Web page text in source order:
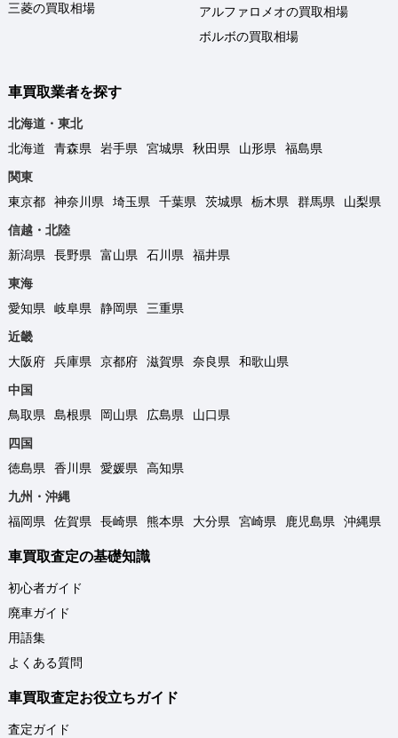
三菱の買取相場
アルファロメオの買取相場
ボルボの買取相場
車買取業者を探す
北海道・東北
北海道
青森県 岩手県 宮城県 秋田県 山形県
福島県
関東
東京都
神奈川県 埼玉県 千葉県 茨城県 栃木県 群馬県
山梨県
信越・北陸
新潟県
長野県 富山県 石川県
福井県
東海
愛知県
岐阜県 静岡県
三重県
近畿
大阪府
兵庫県 京都府 滋賀県 奈良県
和歌山県
中国
鳥取県
島根県 岡山県 広島県
山口県
四国
徳島県
香川県 愛媛県
高知県
九州・沖縄
福岡県
佐賀県 長崎県 熊本県 大分県 宮崎県 鹿児島県 沖縄県
車買取査定の基礎知識
初心者ガイド
廃車ガイド
用語集
よくある質問
車買取査定お役立ちガイド
査定ガイド